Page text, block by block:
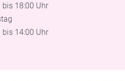
bis 18:00 Uhr
bis 14:00 Uhr